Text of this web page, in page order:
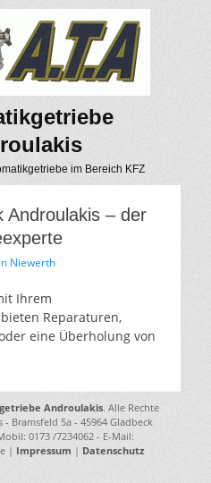
im Bereich KFZ
Androulakis – der
Niewerth
Ihrem
Reparaturen,
eine Überholung von
Androulakis. Alle Rechte
Bramsfeld 5a - 45964 Gladbeck
0173 /7234062 - E-Mail:
| Impressum | Datenschutz